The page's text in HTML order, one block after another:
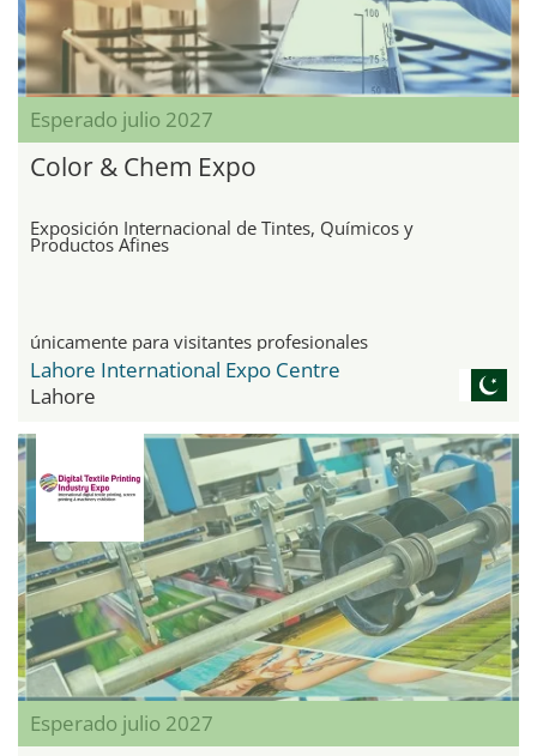
Esperado julio 2027
Color & Chem Expo
Exposición Internacional de Tintes, Químicos y
Productos Afines
únicamente para visitantes profesionales
Lahore International Expo Centre
Lahore
Esperado julio 2027